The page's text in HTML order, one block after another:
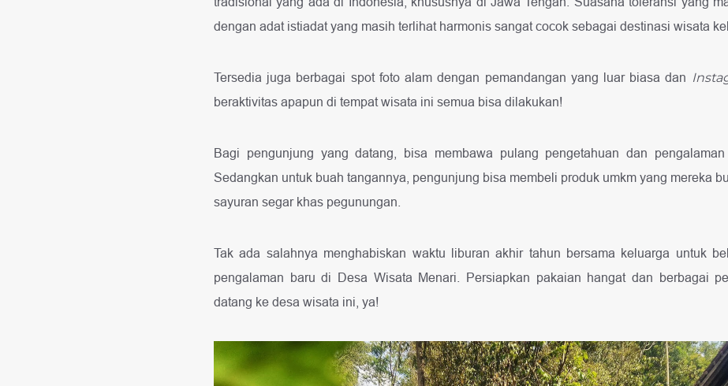
dengan adat istiadat yang masih terlihat harmonis sangat cocok sebagai destinasi wisata
Tersedia juga berbagai spot foto alam dengan pemandangan yang luar biasa dan
beraktivitas apapun di tempat wisata ini semua bisa dilakukan!
Bagi pengunjung yang datang, bisa membawa pulang pengetahuan dan
Sedangkan untuk buah tangannya, pengunjung bisa membeli produk umkm yang mereka
sayuran segar khas pegunungan.
Tak ada salahnya menghabiskan waktu liburan akhir tahun bersama keluarga untuk
pengalaman baru di Desa Wisata Menari. Persiapkan pakaian hangat dan berbagai
datang ke desa wisata ini, ya!